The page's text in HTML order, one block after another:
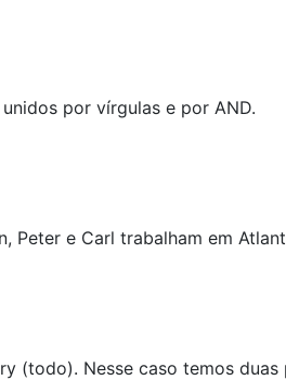
por vírgulas e por AND.
Peter e Carl trabalham em
(todo). Nesse caso temos